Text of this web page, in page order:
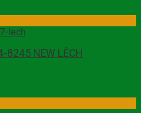
8245 NEW LỆCH